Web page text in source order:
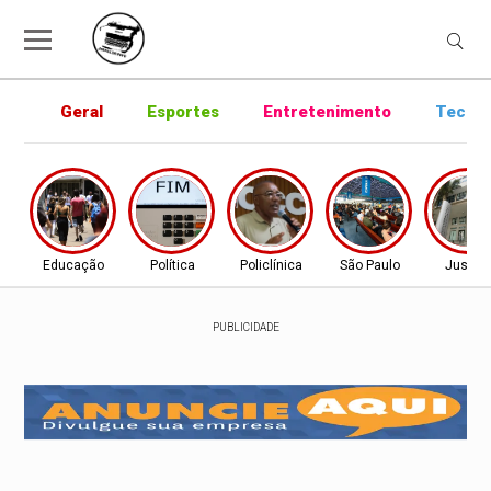
Geral Esportes Entretenimento
Educação Política Policlínica São Paulo Justiça
PUBLICIDADE